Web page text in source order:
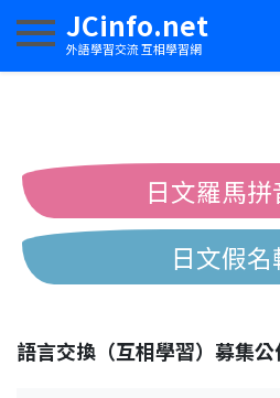
JCinfo.net
外語學習交流 互相學習網
切換導航
日文羅馬
日文假
語言交換（互相學習）募集公